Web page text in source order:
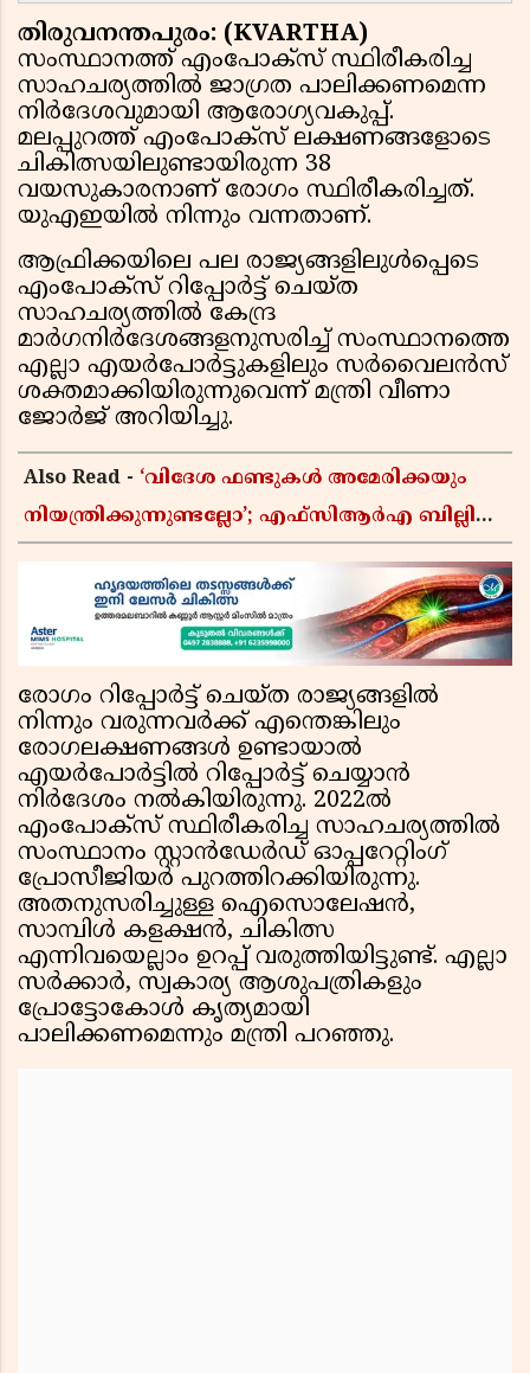
തിരുവനന്തപുരം: (KVARTHA)
സംസ്ഥാനത്ത് എംപോക്സ് സ്ഥിരീകരിച്ച
സാഹചര്യത്തില്‍ ജാഗ്രത പാലിക്കണമെന്ന
നിര്‍ദേശവുമായി ആരോഗ്യവകുപ്പ്.
മലപ്പുറത്ത് എംപോക്സ് ലക്ഷണങ്ങളോടെ
ചികിത്സയിലുണ്ടായിരുന്ന 38
വയസുകാരനാണ് രോഗം സ്ഥിരീകരിച്ചത്.
യുഎഇയില്‍ നിന്നും വന്നതാണ്.
ആഫ്രിക്കയിലെ പല രാജ്യങ്ങളിലുള്‍പ്പെടെ
എംപോക്സ് റിപ്പോര്‍ട്ട് ചെയ്ത
സാഹചര്യത്തില്‍ കേന്ദ്ര
മാര്‍ഗനിര്‍ദേശങ്ങളനുസരിച്ച് സംസ്ഥാനത്തെ
എല്ലാ എയര്‍പോര്‍ട്ടുകളിലും സര്‍വൈലന്‍സ്
ശക്തമാക്കിയിരുന്നുവെന്ന് മന്ത്രി വീണാ
ജോര്‍ജ് അറിയിച്ചു.
Also Read - ‘വിദേശ ഫണ്ടുകൾ അമേരിക്കയും
നിയന്ത്രിക്കുന്നുണ്ടല്ലോ’; എഫ്സിആർഎ ബില്ലിലെ
രോഗം റിപ്പോര്‍ട്ട് ചെയ്ത രാജ്യങ്ങളില്‍
നിന്നും വരുന്നവര്‍ക്ക് എന്തെങ്കിലും
രോഗലക്ഷണങ്ങള്‍ ഉണ്ടായാല്‍
എയര്‍പോര്‍ട്ടില്‍ റിപ്പോര്‍ട്ട് ചെയ്യാന്‍
നിര്‍ദേശം നല്‍കിയിരുന്നു. 2022ല്‍
എംപോക്സ് സ്ഥിരീകരിച്ച സാഹചര്യത്തില്‍
സംസ്ഥാനം സ്റ്റാന്‍ഡേര്‍ഡ് ഓപ്പറേറ്റിംഗ്
പ്രോസീജിയര്‍ പുറത്തിറക്കിയിരുന്നു.
അതനുസരിച്ചുള്ള ഐസൊലേഷന്‍,
സാമ്പിള്‍ കളക്ഷന്‍, ചികിത്സ
എന്നിവയെല്ലാം ഉറപ്പ് വരുത്തിയിട്ടുണ്ട്. എല്ലാ
സര്‍ക്കാര്‍, സ്വകാര്യ ആശുപത്രികളും
പ്രോട്ടോകോള്‍ കൃത്യമായി
പാലിക്കണമെന്നും മന്ത്രി പറഞ്ഞു.